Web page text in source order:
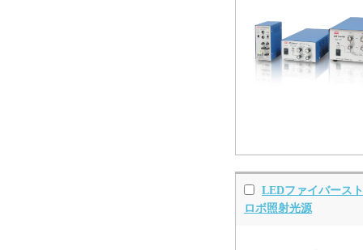
LEDファイバース
ロボ照射光源